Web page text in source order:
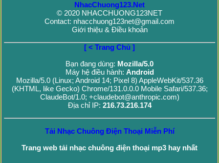
NhacChuong123.Net
© 2020 NHACCHUONG123NET
Contact: nhacchuong123net@gmail.com
Giới thiệu & Điều khoản
[ < Trang Chủ ]
Bạn đang dùng: Mozilla/5.0
Máy hệ điều hành: Android
Mozilla/5.0 (Linux; Android 14; Pixel 8) AppleWebKit/537.36
(KHTML, like Gecko) Chrome/131.0.0.0 Mobile Safari/537.36;
ClaudeBot/1.0; +claudebot@anthropic.com)
Địa chỉ IP: 216.73.216.174
Tải Nhạc Chuông Điện Thoại Miễn Phí
Trang web tải nhạc chuông điện thoại mp3 hay nhất